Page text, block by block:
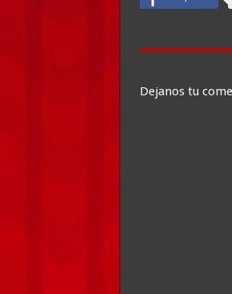
Dejanos tu